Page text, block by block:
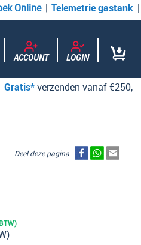
Online Telemetrie gastank
ACCOUNT LOGIN
Gratis*verzenden vanaf €250,-
Deel deze pagina